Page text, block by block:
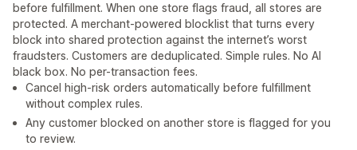
before fulfillment. When one store flags fraud, all stores are
protected. A merchant-powered blocklist that turns every
block into shared protection against the internet’s worst
fraudsters. Customers are deduplicated. Simple rules. No AI
black box. No per-transaction fees.
Cancel high-risk orders automatically before fulfillment
without complex rules.
Any customer blocked on another store is flagged for you
to review.